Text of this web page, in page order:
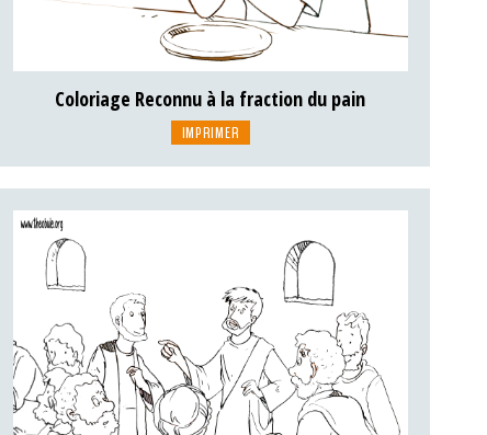
Coloriage Reconnu à la fraction du pain
IMPRIMER